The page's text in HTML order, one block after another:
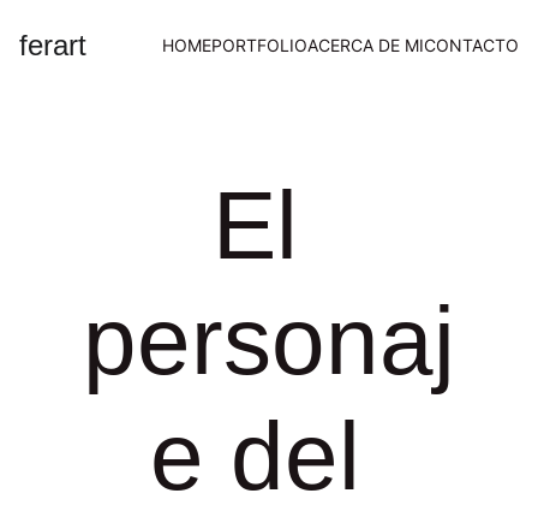
ferart HOMEPORTFOLIOACERCA DE MICONTACTO
El
personaj
e del